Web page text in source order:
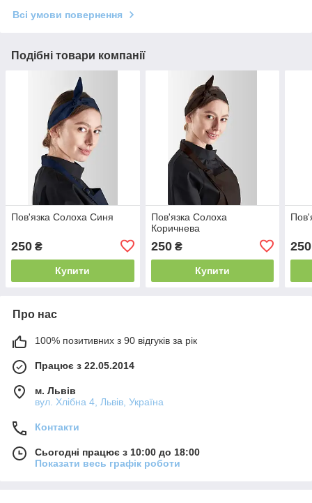
Всі умови повернення
Подібні товари компанії
Пов'язка Солоха Синя
250 ₴
Купити
Пов'язка Солоха
Коричнева
250₴
Купити
250
Про нас
100% позитивних з 90 відгуків за рік
Працює з 22.05.2014
м. Львів
вул. Хлібна 4, Львів, Україна
Контакти
Сьогодні працює з 10:00 до 18:00
Показати весь графік роботи